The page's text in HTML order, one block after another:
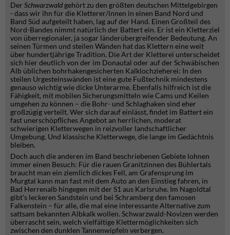
Der Schwarzwald gehört zu den größten deutschen Mittelgebirgen
- dass wir ihn für die Kletterer/innen in einen Band Nord und
Band Süd aufgeteilt haben, lag auf der Hand. Einen Großteil des
Nord-Bandes nimmt natürlich der Battert ein. Er ist ein Kletterziel
von überregionaler, ja sogar länderübergreifender Bedeutung. An
seinen Türmen und steilen Wänden hat das Klettern eine weit
über hundertjährige Tradition. Die Art der Kletterei unterscheidet
sich hier deutlich von der im Donautal oder auf der Schwäbischen
Alb üblichen bohrhakengesicherten Kalklochzieherei: In den
steilen Urgesteinswänden ist eine gute Fußtechnik mindestens
genauso wichtig wie dicke Unterarme. Ebenfalls hilfreich ist die
Fähigkeit, mit mobilen Sicherungsmitteln wie Cams und Keilen
umgehen zu können – die Bohr- und Schlaghaken sind eher
großzügig verteilt. Wer sich darauf einlässt, findet im Battert ein
fast unerschöpfliches Angebot an herrlichen, moderat
schwierigen Kletterwegen in reizvoller landschaftlicher
Umgebung. Und klassische Kletterwege, die lange im Gedächtnis
bleiben.
Doch auch die anderen im Band beschriebenen Gebiete lohnen
immer einen Besuch: Für die rauen Granitzinnen des Bühlertals
braucht man ein ziemlich dickes Fell, am Grafensprung im
Murgtal kann man fast mit dem Auto an den Einstieg fahren, in
Bad Herrenalb hingegen mit der S1 aus Karlsruhe. Im Nagoldtal
gibt's leckeren Sandstein und bei Schramberg den famosen
Falkenstein – für alle, die mal eine interessante Alternative zum
sattsam bekannten Albkalk wollen. Schwarzwald-Novizen werden
überrascht sein, welch vielfältige Klettermöglichkeiten sich
zwischen den dunklen Tannenwipfeln verbergen.